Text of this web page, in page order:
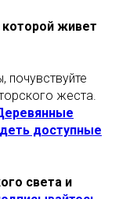
которой живет
почувствуйте
жеста.
доступные
света и